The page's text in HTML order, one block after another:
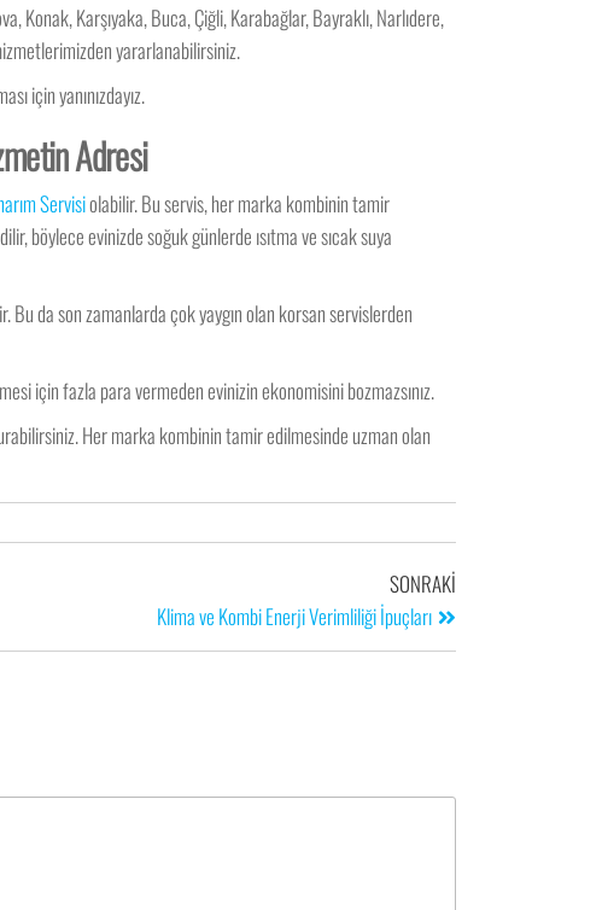
Konak, Karşıyaka, Buca, Çiğli, Karabağlar, Bayraklı, Narlıdere,
yararlanabilirsiniz.
için yanınızdayız.
Adresi
Servisiolabilir. Bu servis, her marka kombinin tamir
böylece evinizde soğuk günlerde ısıtma ve sıcak suya
Bu da son zamanlarda çok yaygın olan korsan servislerden
için fazla para vermeden evinizin ekonomisini bozmazsınız.
Her marka kombinin tamir edilmesinde uzman olan
SONRAKI
Klima ve Kombi Enerji Verimliliği İpuçları